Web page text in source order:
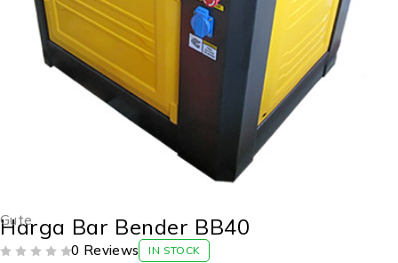
Gute
Harga Bar Bender BB40
0 Reviews IN STOCK